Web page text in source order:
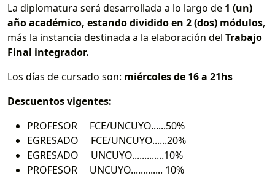
La diplomatura será desarrollada a lo largo de 1 (un)
año académico, estando dividido en 2 (dos) módulos,
más la instancia destinada a la elaboración del Trabajo
Final integrador.
Los días de cursado son: miércoles de 16 a 21hs
Descuentos vigentes:
PROFESOR FCE/UNCUYO......50%
EGRESADO FCE/UNCUYO......20%
EGRESADO UNCUYO.............10%
PROFESOR UNCUYO............. 10%